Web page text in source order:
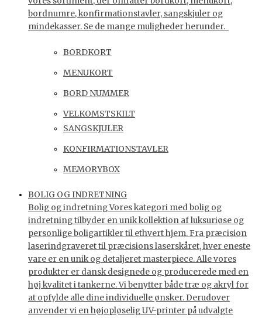
bordnumre, konfirmationstavler, sangskjuler og
mindekasser. Se de mange muligheder herunder.
BORDKORT
MENUKORT
BORD NUMMER
VELKOMSTSKILT
SANGSKJULER
KONFIRMATIONSTAVLER
MEMORYBOX
BOLIG OG INDRETNING
Bolig og indretning Vores kategori med bolig og
indretning tilbyder en unik kollektion af luksuriøse og
personlige boligartikler til ethvert hjem. Fra præcision
laserindgraveret til præcisions laserskåret, hver eneste
vare er en unik og detaljeret masterpiece. Alle vores
produkter er dansk designede og producerede med en
høj kvalitet i tankerne. Vi benytter både træ og akryl for
at opfylde alle dine individuelle ønsker. Derudover
anvender vi en højopløselig UV-printer på udvalgte